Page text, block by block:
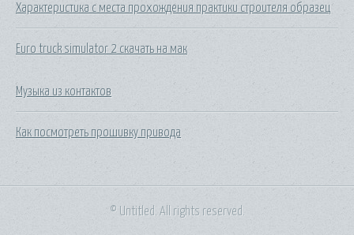
Характеристика с места прохождения практики строителя образец
Euro truck simulator 2 скачать на мак
Музыка из контактов
Как посмотреть прошивку привода
© Untitled. All rights reserved.